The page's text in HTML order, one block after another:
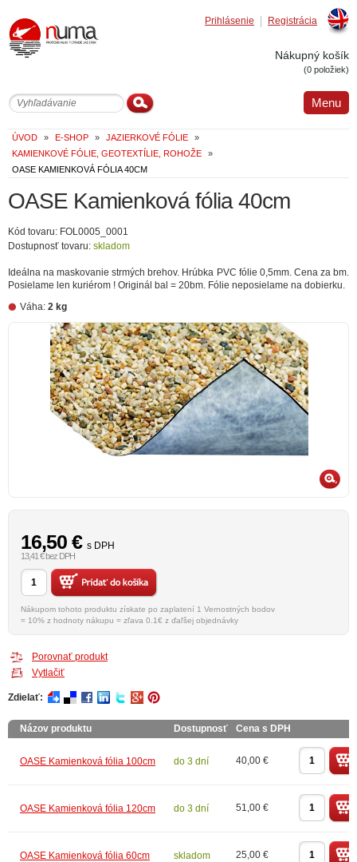
Registrácia
Prihlásenie
Nákupný košík
(0 položiek)
Menu
ÚVOD » E-SHOP » JAZIERKOVÉ FÓLIE
»
KAMIENKOVÉ FÓLIE, GEOTEXTÍLIE, ROHOŽE
»
OASE KAMIENKOVÁ FÓLIA 40CM
OASE Kamienková fólia 40cm
Kód tovaru: FOL0005_0001
Dostupnosť tovaru: skladom
Ideálna na maskovanie strmých brehov. Hrúbka PVC fólie 0,5mm. Cena za bm.
Posielame len kuriérom ! Originál bal = 20bm. Fólie neposielame na dobierku.
Váha: 2 kg
16,50 € s DPH
13,41 € bez DPH
Nákupom tohoto produktu získate po zaplatení 1 Vernostných bodov
= 10% z hodnoty nákupu = zľava 0.1€ z ďaľšej objednávky
Porovnať produkt
Vytlačiť
Zdielať:
Názov produktu Dostupnosť Cena s DPH
OASE Kamienková fólia 100cm do 3 dní 40,00 €
OASE Kamienková fólia 120cm do 3 dní 51,00 €
OASE Kamienková fólia 60cm skladom 25,00 €